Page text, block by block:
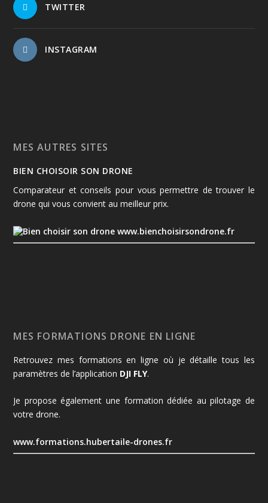
TWITTER
INSTAGRAM
MES AUTRES SITES
BIEN CHOISOIR SON DRONE
Comparateur et conseils pour vous permettre de trouver le
drone qui vous convient au meilleur prix.
www.bienchoisirsondrone.fr
MES FORMATIONS DRONE EN LIGNE
Retrouvez mes formations en ligne où je détaille tous les
paramètres de l’application DJI FLY.
Je propose également une formation dédiée au pilotage de
votre drone.
www.formations.hubertaile-drones.fr